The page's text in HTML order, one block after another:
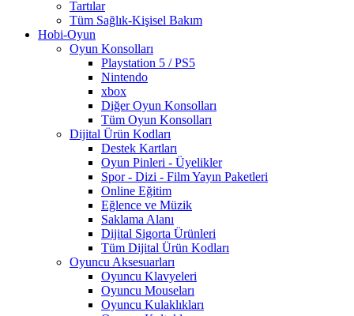
Tartılar
Tüm Sağlık-Kişisel Bakım
Hobi-Oyun
Oyun Konsolları
Playstation 5 / PS5
Nintendo
xbox
Diğer Oyun Konsolları
Tüm Oyun Konsolları
Dijital Ürün Kodları
Destek Kartları
Oyun Pinleri - Üyelikler
Spor - Dizi - Film Yayın Paketleri
Online Eğitim
Eğlence ve Müzik
Saklama Alanı
Dijital Sigorta Ürünleri
Tüm Dijital Ürün Kodları
Oyuncu Aksesuarları
Oyuncu Klavyeleri
Oyuncu Mouseları
Oyuncu Kulaklıkları